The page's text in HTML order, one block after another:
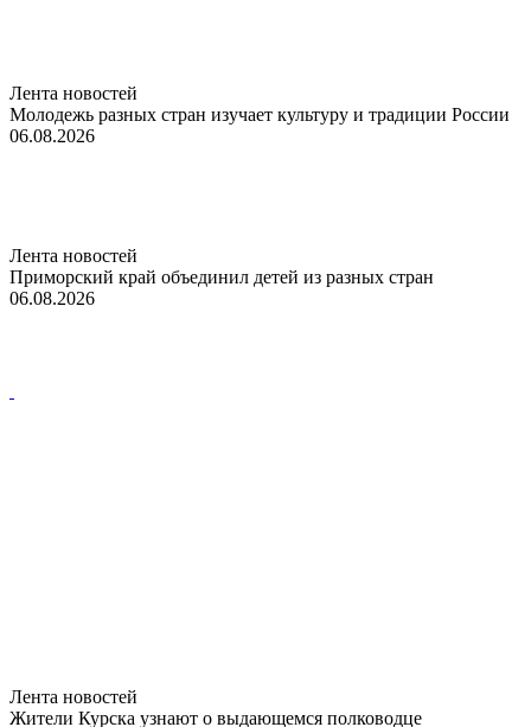
Лента новостей
Молодежь разных стран изучает культуру и традиции России
06.08.2026
Лента новостей
Приморский край объединил детей из разных стран
06.08.2026
Лента новостей
Жители Курска узнают о выдающемся полководце